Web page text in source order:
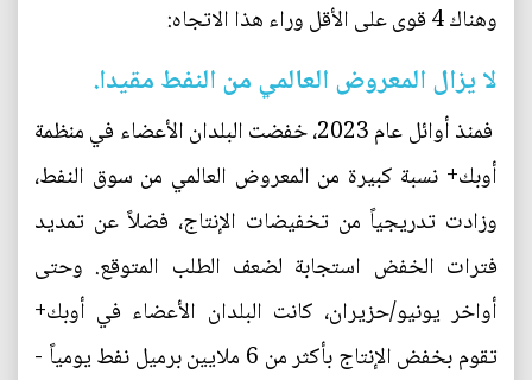
وهناك 4 قوى على الأقل وراء هذا الاتجاه:
لا يزال المعروض العالمي من النفط مقيدا.
فمنذ أوائل عام 2023، خفضت البلدان الأعضاء في منظمة
أوبك+ نسبة كبيرة من المعروض العالمي من سوق النفط،
وزادت تدريجياً من تخفيضات الإنتاج، فضلاً عن تمديد
فترات الخفض استجابة لضعف الطلب المتوقع. وحتى
أواخر يونيو/حزيران، كانت البلدان الأعضاء في أوبك+
تقوم بخفض الإنتاج بأكثر من 6 ملايين برميل نفط يومياً -